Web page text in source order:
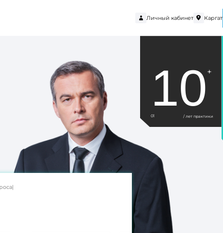
Личный кабинет Каргат
10 +
01 / лет практики